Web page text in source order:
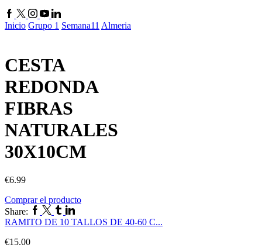
Facebook
Twitter
Instagram
YoutubeLinkedin
Inicio Grupo 1 Semana11 Almeria
CESTA
REDONDA
FIBRAS
NATURALES
30X10CM
€6.99
Comprar el producto
Share: Facebook
Twitter
TumblrLinkedin
RAMITO DE 10 TALLOS DE 40-60 C...
€15.00